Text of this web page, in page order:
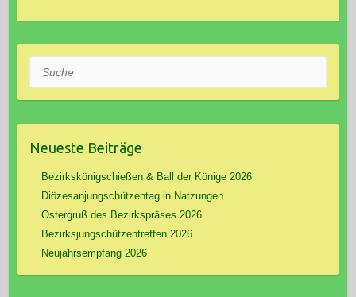
Suche
Neueste Beiträge
Bezirkskönigschießen & Ball der Könige 2026
Diözesanjungschützentag in Natzungen
Ostergruß des Bezirkspräses 2026
Bezirksjungschützentreffen 2026
Neujahrsempfang 2026